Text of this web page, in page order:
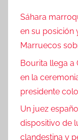
c
i
a
Sáhara
en su posición
Marruecos
Bourita llega a
en la
presidente
Un juez
dispositivo de
clandestina y